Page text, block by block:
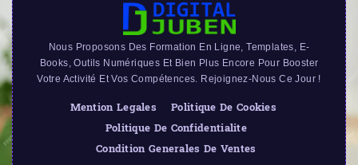
Nous Proposons Des Formation En Ligne, Templates, E-
Books, Outils Numériques Et Bien Plus Encore Pour Booster
Votre Activité Et Vos Compétences. Rejoignez-Nous Ce Jour !
Mention Legales
Politique De Cookies
Politique De Confidentialite
Condition Generales De Ventes